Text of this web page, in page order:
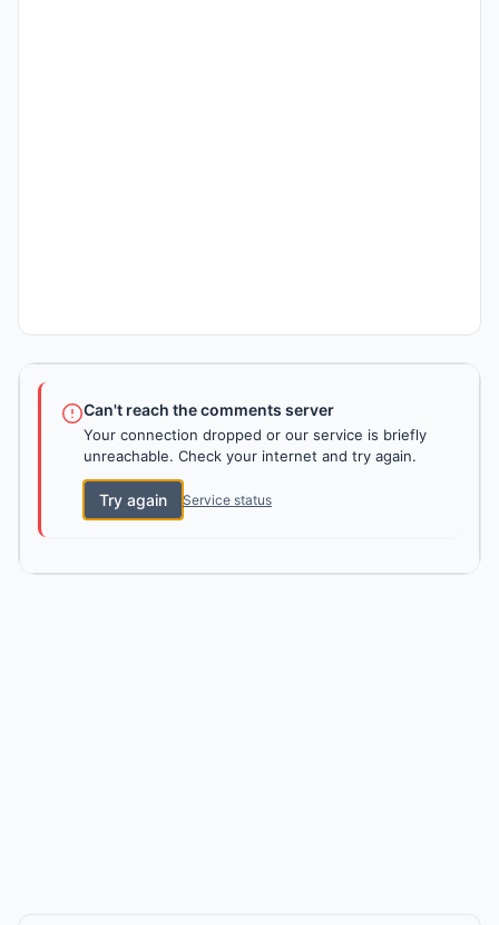
Can't reach the comments server
Your connection dropped or our service is briefly
unreachable. Check your internet and try again.
Try again Service status